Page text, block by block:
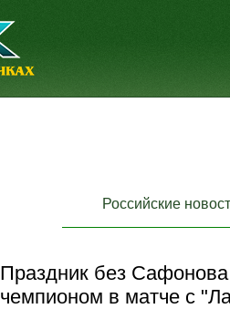
Российские
Праздник без
чемпионом в матче с